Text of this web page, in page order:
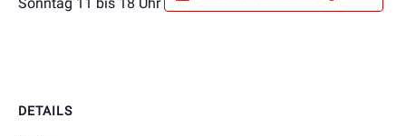
DETAILS